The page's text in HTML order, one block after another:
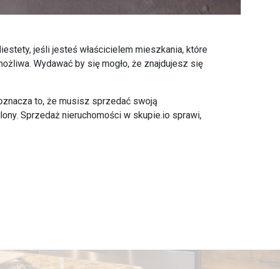
jeśli jesteś właścicielem mieszkania, które
Wydawać by się mogło, że znajdujesz się
to, że musisz sprzedać swoją
Sprzedaż nieruchomości w skupie.io sprawi,